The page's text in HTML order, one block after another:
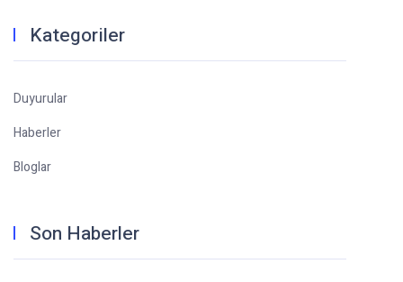
Kategoriler
Duyurular
Haberler
Bloglar
Son Haberler